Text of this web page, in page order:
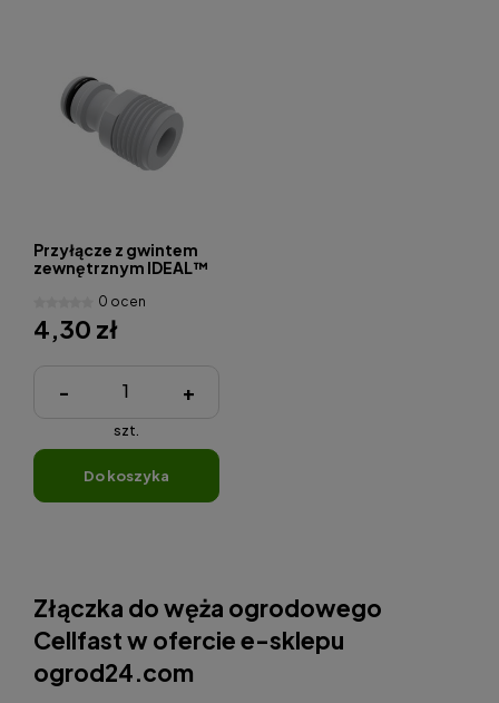
Przyłącze z gwintem
zewnętrznym IDEAL™
0 ocen
4,30 zł
- +
szt.
do koszyka
Złączka do węża ogrodowego
Cellfast w ofercie e-sklepu
ogrod24.com